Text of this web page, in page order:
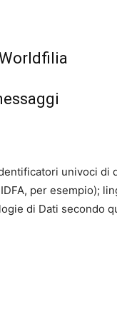
univoci di
per esempio);
di Dati secondo